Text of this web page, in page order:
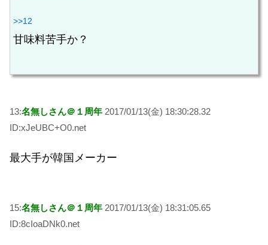
>>12
甘味料苦手か？
13:名無しさん＠１周年 2017/01/13(金) 18:30:28.32
ID:xJeUBC+O0.net
最大手が韓国メーカー
15:名無しさん＠１周年 2017/01/13(金) 18:31:05.65
ID:8cIoaDNk0.net